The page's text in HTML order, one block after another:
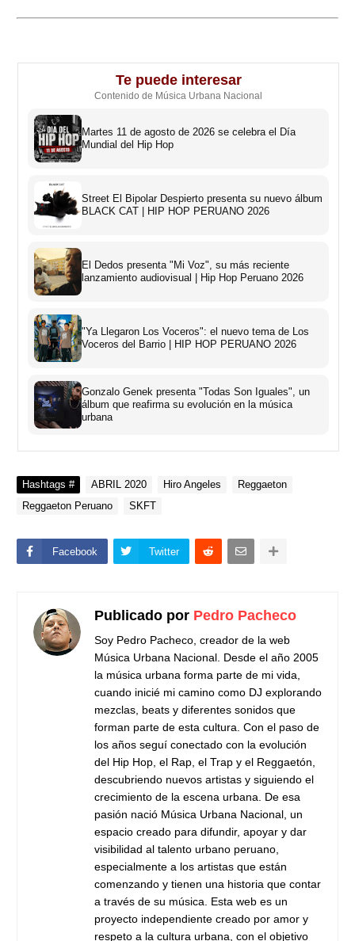
Te puede interesar
Contenido de Música Urbana Nacional
Martes 11 de agosto de 2026 se celebra el Día
Mundial del Hip Hop
Street El Bipolar Despierto presenta su nuevo álbum
BLACK CAT | HIP HOP PERUANO 2026
El Dedos presenta "Mi Voz", su más reciente
lanzamiento audiovisual | Hip Hop Peruano 2026
"Ya Llegaron Los Voceros": el nuevo tema de Los
Voceros del Barrio | HIP HOP PERUANO 2026
Gonzalo Genek presenta "Todas Son Iguales", un
álbum que reafirma su evolución en la música
urbana
Hashtags # ABRIL 2020 Hiro Angeles
Reggaeton
Reggaeton Peruano
SKFT
Facebook Twitter
Publicado por Pedro Pacheco
Soy Pedro Pacheco, creador de la web
Música Urbana Nacional. Desde el año 2005
la música urbana forma parte de mi vida,
cuando inicié mi camino como DJ explorando
mezclas, beats y diferentes sonidos que
forman parte de esta cultura. Con el paso de
los años seguí conectado con la evolución
del Hip Hop, el Rap, el Trap y el Reggaetón,
descubriendo nuevos artistas y siguiendo el
crecimiento de la escena urbana. De esa
pasión nació Música Urbana Nacional, un
espacio creado para difundir, apoyar y dar
visibilidad al talento urbano peruano,
especialmente a los artistas que están
comenzando y tienen una historia que contar
a través de su música. Esta web es un
proyecto independiente creado por amor y
respeto a la cultura urbana, con el objetivo